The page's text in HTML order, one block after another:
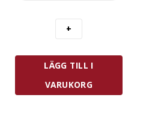
Delar
LÄGG TILL I
VARUKORG